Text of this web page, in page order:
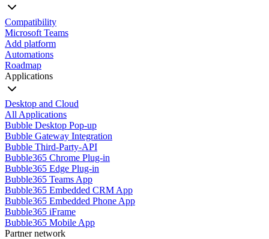
Compatibility
Microsoft Teams
Add platform
Automations
Roadmap
Applications
Desktop and Cloud
All Applications
Bubble Desktop Pop-up
Bubble Gateway Integration
Bubble Third-Party-API
Bubble365 Chrome Plug-in
Bubble365 Edge Plug-in
Bubble365 Teams App
Bubble365 Embedded CRM App
Bubble365 Embedded Phone App
Bubble365 iFrame
Bubble365 Mobile App
Partner network